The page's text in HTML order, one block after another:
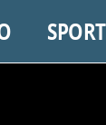
SPORT